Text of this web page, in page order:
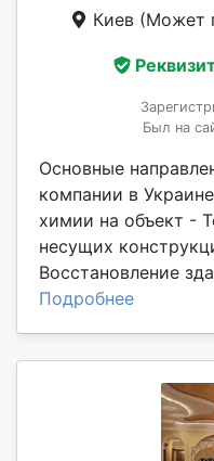
Киев (Может
Был на
Основные
компании в
химии на объект -
несущих
Восстановление
Подробнее